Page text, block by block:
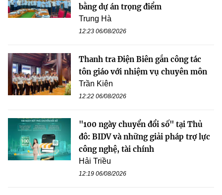
bằng dự án trọng điểm
Trung Hà
12:23 06/08/2026
Thanh tra Điện Biên gắn công tác
tôn giáo với nhiệm vụ chuyên môn
Trần Kiên
12:22 06/08/2026
"100 ngày chuyển đổi số" tại Thủ
đô: BIDV và những giải pháp trợ lực
công nghệ, tài chính
Hải Triều
12:19 06/08/2026